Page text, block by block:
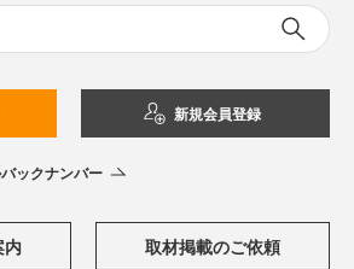
新規会員登録
ックナンバー
内 取材掲載のご依頼